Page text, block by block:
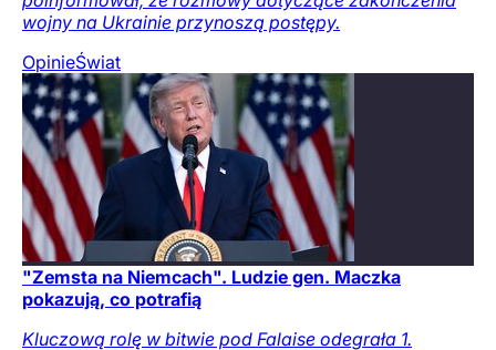
wojny na Ukrainie przynoszą postępy.
OpinieŚwiat
"Zemsta na Niemcach". Ludzie gen. Maczka
pokazują, co potrafią
Kluczową rolę w bitwie pod Falaise odegrała 1.